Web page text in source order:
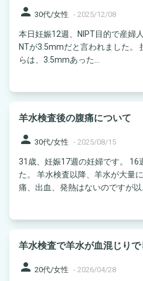
person 30代/女性 - 2025/12/08
本日妊娠12週、NIPT目的で産婦
NTが3.5mmだと言われました。 担当してくださった先生か
らは、3.5mmあった...
羊水検査後の腹痛について
person 30代/女性 - 2025/08/15
31歳、妊娠17週の妊婦です。 16
た。 羊水検査以降、羊水が大量に漏れ出すことや激しい腹
痛、出血、発熱はないのですが以...
羊水検査で羊水が血混じりで
person 20代/女性 - 2026/04/28